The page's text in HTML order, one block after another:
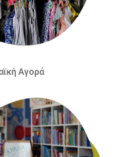
Αγορά